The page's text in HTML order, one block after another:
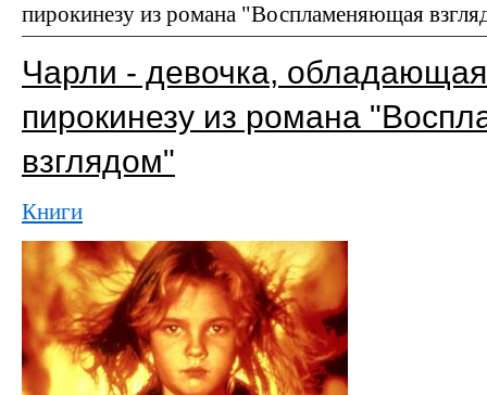
пирокинезу из романа "Воспламеняющая
Чарли - девочка,
пирокинезу из романа
взглядом"
Книги